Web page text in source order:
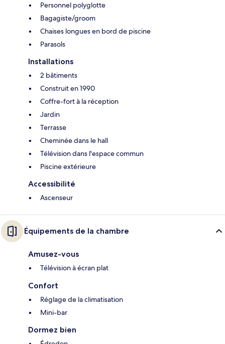
Personnel polyglotte
Bagagiste/groom
Chaises longues en bord de piscine
Parasols
Installations
2 bâtiments
Construit en 1990
Coffre-fort à la réception
Jardin
Terrasse
Cheminée dans le hall
Télévision dans l'espace commun
Piscine extérieure
Accessibilité
Ascenseur
Équipements de la chambre
Amusez-vous
Télévision à écran plat
Confort
Réglage de la climatisation
Mini-bar
Dormez bien